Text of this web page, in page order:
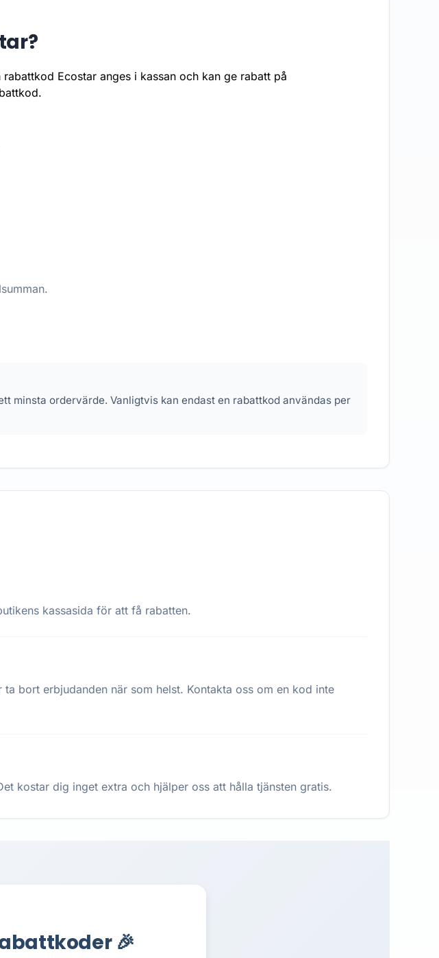
Ecostar anges i kassan och kan ge rabatt på
minsta ordervärde. Vanligtvis kan endast en rabattkod användas per
kassasida för att få rabatten.
bort erbjudanden när som helst. Kontakta oss om en kod inte
kostar dig inget extra och hjälper oss att hålla tjänsten gratis.
🎉